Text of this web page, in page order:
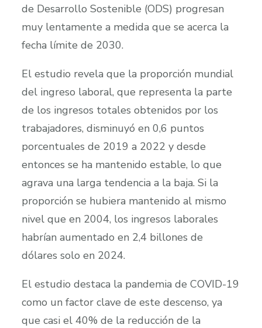
de Desarrollo Sostenible (ODS) progresan
muy lentamente a medida que se acerca la
fecha límite de 2030.
El estudio revela que la proporción mundial
del ingreso laboral, que representa la parte
de los ingresos totales obtenidos por los
trabajadores, disminuyó en 0,6 puntos
porcentuales de 2019 a 2022 y desde
entonces se ha mantenido estable, lo que
agrava una larga tendencia a la baja. Si la
proporción se hubiera mantenido al mismo
nivel que en 2004, los ingresos laborales
habrían aumentado en 2,4 billones de
dólares solo en 2024.
El estudio destaca la pandemia de COVID-19
como un factor clave de este descenso, ya
que casi el 40% de la reducción de la